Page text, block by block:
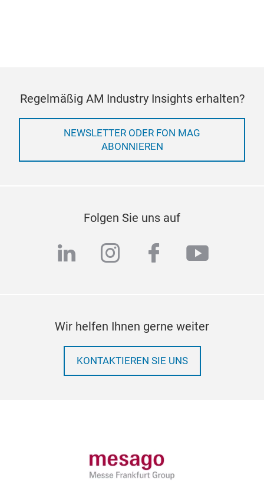
Regelmäßig AM Industry Insights erhalten?
NEWSLETTER ODER FON MAG
ABONNIEREN
Folgen Sie uns auf
linkedininstagram
facebook
Wir helfen Ihnen gerne weiter
KONTAKTIEREN SIE UNS